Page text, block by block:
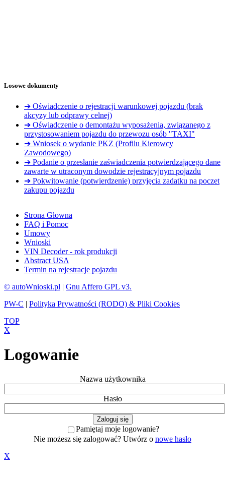
Losowe dokumenty
➔ Oświadczenie o rejestracji warunkowej pojazdu (brak
akcyzy lub odprawy celnej)
➔ Oświadczenie o demontażu wyposażenia, związanego z
przystosowaniem pojazdu do przewozu osób "TAXI"
➔ Wniosek o wydanie PKZ (Profilu Kierowcy
Zawodowego)
➔ Podanie o przesłanie zaświadczenia potwierdzającego dane
zawarte w utraconym dowodzie rejestracyjnym pojazdu
➔ Pokwitowanie (potwierdzenie) przyjęcia zadatku na poczet
zakupu pojazdu
Strona Głowna
FAQ i Pomoc
Umowy
Wnioski
VIN Decoder - rok produkcji
Abstract USA
Termin na rejestracje pojazdu
© autoWnioski.pl | Gnu Affero GPL v3.
PW-C | Polityka Prywatności (RODO) & Pliki Cookies
TOP
X
Logowanie
Nazwa użytkownika
Hasło
Pamiętaj moje logowanie?
Nie możesz się zalogować? Utwórz o nowe hasło
X